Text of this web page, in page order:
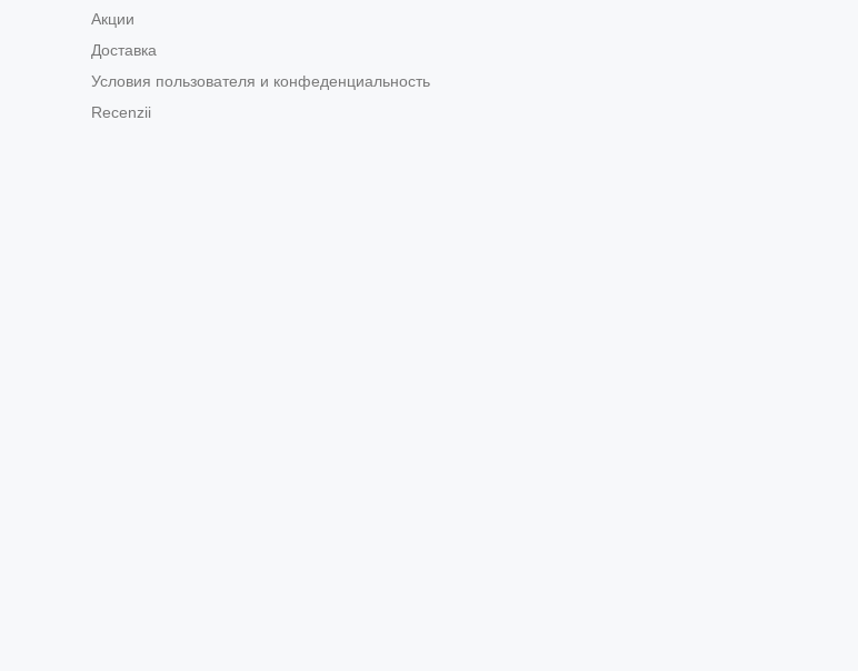
Акции
Доставка
Условия пользователя и конфеденциальность
Recenzii